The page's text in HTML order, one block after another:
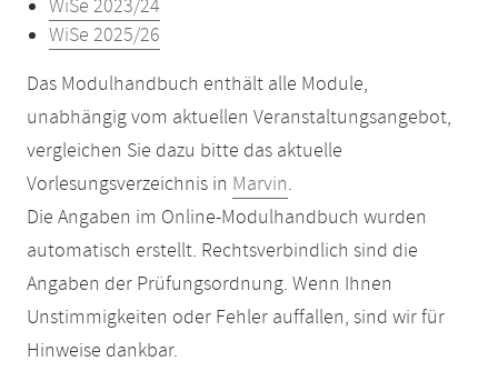
WiSe 2023/24
WiSe 2025/26
Das Modulhandbuch enthält alle Module,
unabhängig vom aktuellen Veranstaltungsangebot,
vergleichen Sie dazu bitte das aktuelle
Vorlesungsverzeichnis in Marvin.
Die Angaben im Online-Modulhandbuch wurden
automatisch erstellt. Rechtsverbindlich sind die
Angaben der Prüfungsordnung. Wenn Ihnen
Unstimmigkeiten oder Fehler auffallen, sind wir für
Hinweise dankbar.